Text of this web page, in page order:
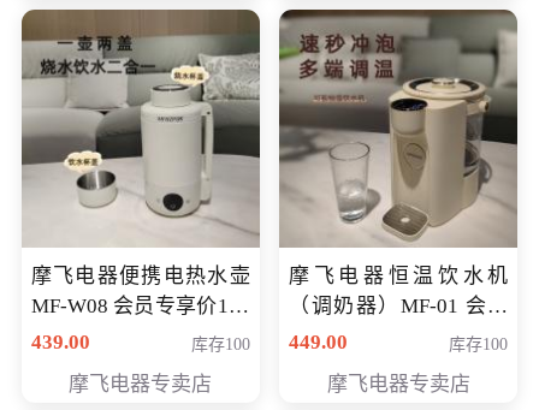
摩飞电器便携电热水壶
MF-W08 会员专享价198
元
439.00 库存100
摩飞电器专卖店
摩飞电器恒温饮水机
（调奶器）MF-01 会员
专享价366元
449.00 库存100
摩飞电器专卖店